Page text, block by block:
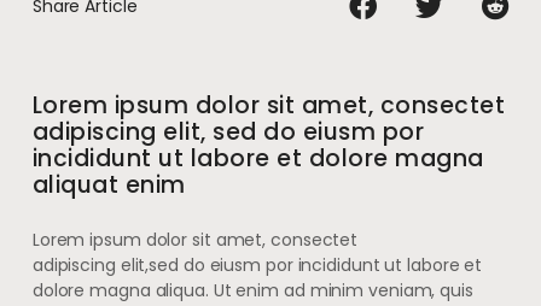
Share Article
Lorem ipsum dolor sit amet, consectet
adipiscing elit, sed do eiusm por
incididunt ut labore et dolore magna
aliquat enim
Lorem ipsum dolor sit amet, consectet
adipiscing elit,sed do eiusm por incididunt ut labore et
dolore magna aliqua. Ut enim ad minim veniam, quis